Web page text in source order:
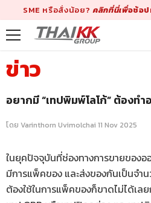
ข้ามไปที่เนื้อหา
SME หรือสั่งน้อย? คลิกที่นี่เพื่อช้อป
ข่าว
อยากมี “เทปพิมพ์โลโก้” ต้องทำ
โดย Varinthorn Uvimolchai 11 Nov 2025
ในยุคปัจจุบันที่ช่องทางการขายของอ
มีการแพ็คของ และส่งของกันเป็นจ
ต้องใช้ในการแพ็คของก็ขาดไม่ได้เลย